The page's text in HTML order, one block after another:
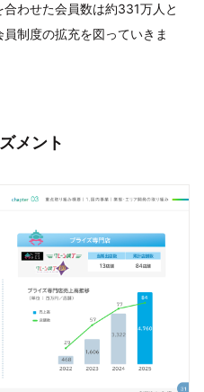
わせた会員数は約331万人と
制度の拡充を図っていきま
メント